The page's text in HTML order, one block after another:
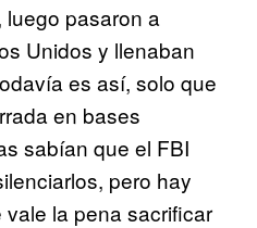
pasaron a
Unidos y llenaban
es así, solo que
en bases
sabían que el FBI
pero hay
la pena sacrificar